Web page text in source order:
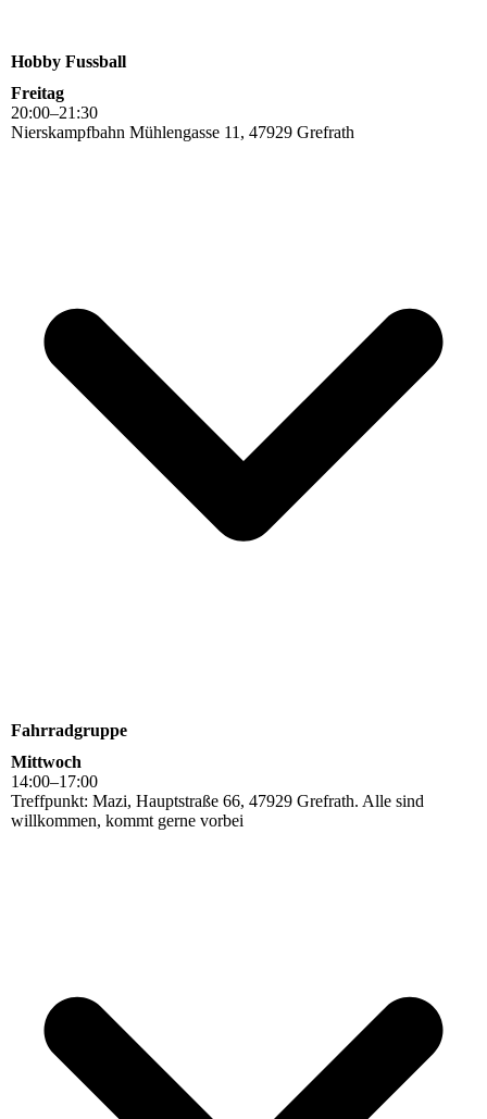
Hobby Fussball
Freitag
20:00–21 :30
Nierskampfbahn Mühlengasse 11, 47929 Grefrath
Fahrradgruppe
Mittwoch
14:00–17:00
Treffpunkt: Mazi, Hauptstraße 66, 47929 Grefrath. Alle sind
willkommen, kommt gerne vorbei